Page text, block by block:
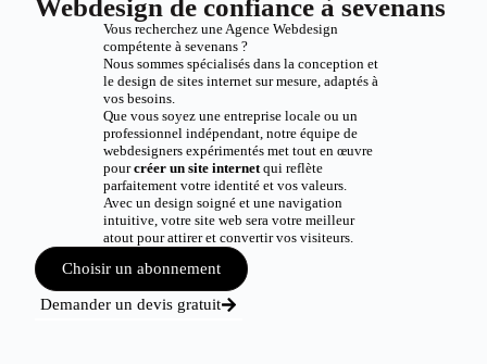
Webdesign de confiance à sevenans
Vous recherchez une Agence Webdesign
compétente à sevenans ?
Nous sommes spécialisés dans la conception et
le design de sites internet sur mesure, adaptés à
vos besoins.
Que vous soyez une entreprise locale ou un
professionnel indépendant, notre équipe de
webdesigners expérimentés met tout en œuvre
pourcréer un site internetqui reflète
parfaitement votre identité et vos valeurs.
Avec un design soigné et une navigation
intuitive, votre site web sera votre meilleur
atout pour attirer et convertir vos visiteurs.
Choisir un abonnement
Demander un devis gratuit